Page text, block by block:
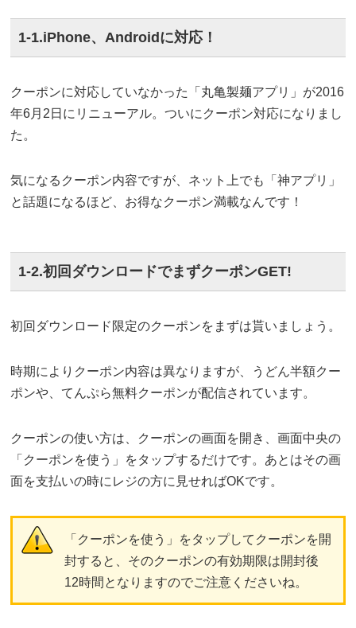
1-1.iPhone、Androidに対応！
クーポンに対応していなかった「丸亀製麺アプリ」が2016
年6月2日にリニューアル。ついにクーポン対応になりまし
た。
気になるクーポン内容ですが、ネット上でも「神アプリ」
と話題になるほど、お得なクーポン満載なんです！
1-2.初回ダウンロードでまずクーポンGET!
初回ダウンロード限定のクーポンをまずは貰いましょう。
時期によりクーポン内容は異なりますが、うどん半額クー
ポンや、てんぷら無料クーポンが配信されています。
クーポンの使い方は、クーポンの画面を開き、画面中央の
「クーポンを使う」をタップするだけです。あとはその画
面を支払いの時にレジの方に見せればOKです。
「クーポンを使う」をタップしてクーポンを開
封すると、そのクーポンの有効期限は開封後
12時間となりますのでご注意くださいね。